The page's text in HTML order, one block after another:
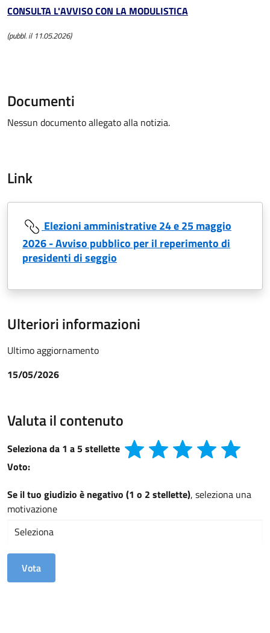
CONSULTA L'AVVISO CON LA MODULISTICA
(pubbl. il 11.05.2026)
Documenti
Nessun documento allegato alla notizia.
Link
Elezioni amministrative 24 e 25 maggio
2026 - Avviso pubblico per il reperimento di
presidenti di seggio
Ulteriori informazioni
Ultimo aggiornamento
15/05/2026
Valuta il contenuto
Seleziona da 1 a 5 stellette
Voto:
Se il tuo giudizio è negativo (1 o 2 stellette), seleziona una
motivazione